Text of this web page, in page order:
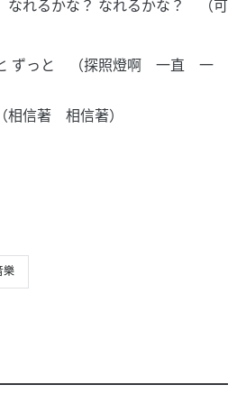
なれるかな？ なれるかな？ （可
と ずっと （探照燈啊 一直 一
信著 相信著）
樂